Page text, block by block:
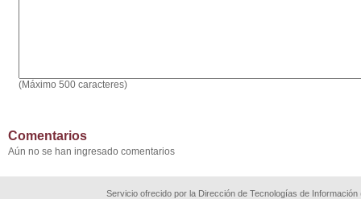
(Máximo 500 caracteres)
Comentarios
Aún no se han ingresado comentarios
Servicio ofrecido por la Dirección de Tecnologías de